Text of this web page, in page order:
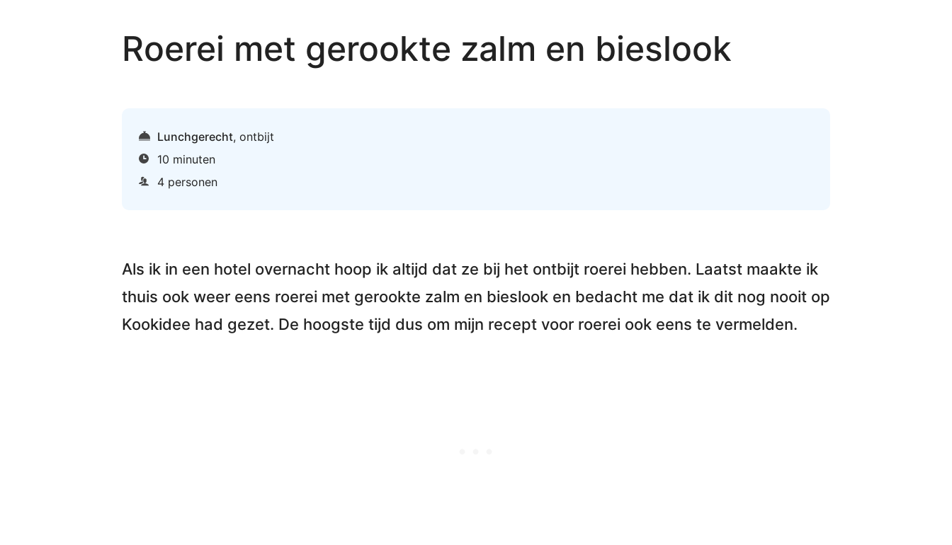
Roerei met gerookte zalm en bieslook
Lunchgerecht, ontbijt
10 minuten
4 personen
Als ik in een hotel overnacht hoop ik altijd dat ze bij het ontbijt roerei hebben. Laatst maakte ik
thuis ook weer eens roerei met gerookte zalm en bieslook en bedacht me dat ik dit nog nooit op
Kookidee had gezet. De hoogste tijd dus om mijn recept voor roerei ook eens te vermelden.